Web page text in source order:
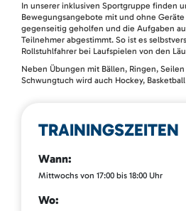
In unserer inklusiven Sportgruppe finden
Bewegungsangebote mit und ohne
gegenseitig geholfen und die Aufgaben
Teilnehmer abgestimmt. So ist es
Rollstuhlfahrer bei Laufspielen von den
Neben Übungen mit Bällen, Ringen,
Schwungtuch wird auch Hockey,
TRAININGSZEITEN
Wann:
Mittwochs von 17:00 bis 18:00 Uhr
Wo: